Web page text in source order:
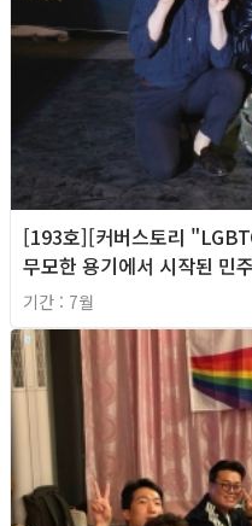
[193호][커버스토리
무모한 용기에서 시작된 민
기간 : 7월